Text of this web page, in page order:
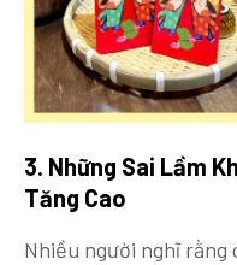
3. Những Sai Lầm
Tăng Cao
Nhiều người nghĩ rằng